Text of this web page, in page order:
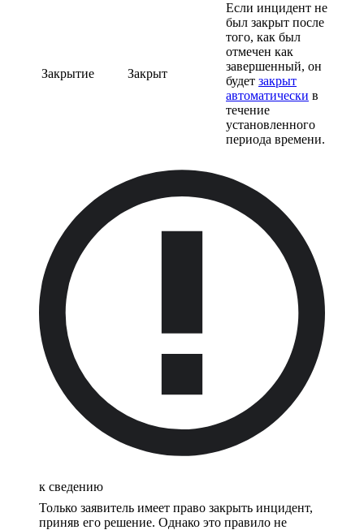
Закрытие Закрыт
Если инцидент не
был закрыт после
того, как был
отмечен как
завершенный, он
будет закрыт
автоматически в
течение
установленного
периода времени.
к сведению
Только заявитель имеет право закрыть инцидент,
приняв его решение. Однако это правило не